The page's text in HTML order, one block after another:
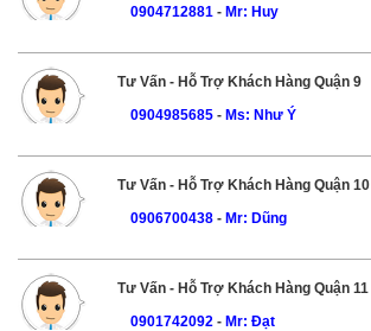
0904712881- Mr: Huy
Tư Vấn - Hỗ Trợ Khách Hàng Quận 9
0904985685- Ms: Như Ý
Tư Vấn - Hỗ Trợ Khách Hàng Quận 10
0906700438- Mr: Dũng
Tư Vấn - Hỗ Trợ Khách Hàng Quận 11
0901742092- Mr: Đạt